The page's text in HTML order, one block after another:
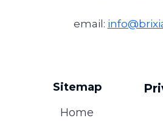
email:
Sitemap
Home